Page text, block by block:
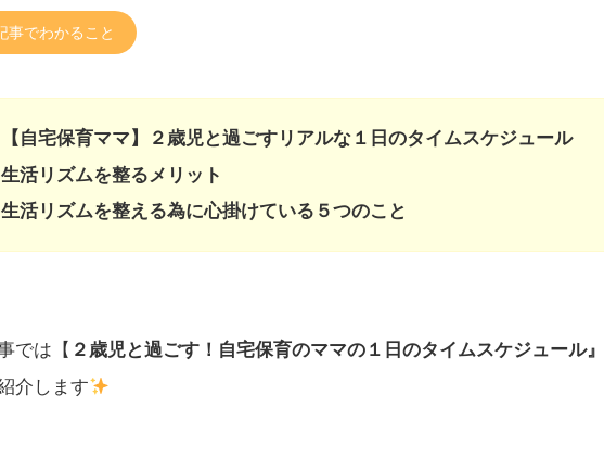
事でわかること
【自宅保育ママ】２歳児と過ごすリアルな１日のタイムスケジュール
生活リズムを整るメリット
生活リズムを整える為に心掛けている５つのこと
では【 ２歳児と過ごす！ 自宅保育のママの１日のタイムスケジュール』
介します